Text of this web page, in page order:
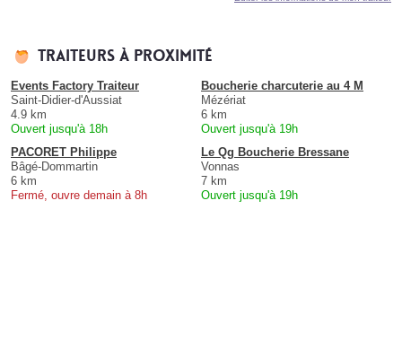
Traiteurs à proximité
Events Factory Traiteur
Saint-Didier-d'Aussiat
4.9 km
Ouvert jusqu'à 18h
Boucherie charcuterie au 4 M
Mézériat
6 km
Ouvert jusqu'à 19h
PACORET Philippe
Bâgé-Dommartin
6 km
Fermé, ouvre demain à 8h
Le Qg Boucherie Bressane
Vonnas
7 km
Ouvert jusqu'à 19h